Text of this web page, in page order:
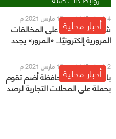
أخبار محلية 4 شعبان 1442 هـ - 17 مارس 2021 م
شروط الاعتراض على المخالفات
المرورية إلكترونيًا.. «المرور» يجدد
أخبار محلية 2 شعبان 1442 هـ - 15 مارس 2021 م
بالصور.. بلدية محافظة أضم تقوم
بحملة على المحلات التجارية لرصد